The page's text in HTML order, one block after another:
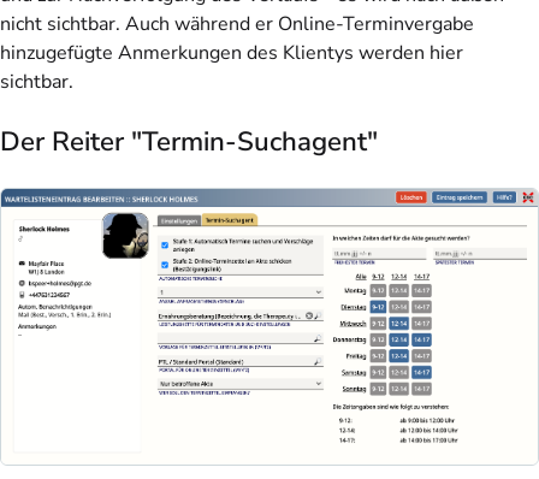
nicht sichtbar. Auch während er Online-Terminvergabe
hinzugefügte Anmerkungen des Klientys werden hier
sichtbar.
Der Reiter "Termin-Suchagent"